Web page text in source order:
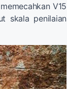
V15
skala penilaian